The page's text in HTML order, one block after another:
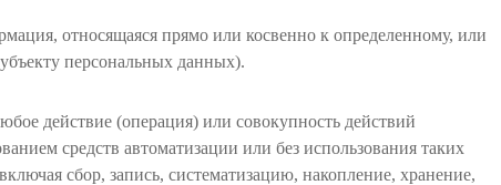
относящаяся прямо или косвенно к определенному, или
персональных данных).
действие (операция) или совокупность действий
средств автоматизации или без использования таких
сбор, запись, систематизацию, накопление, хранение,